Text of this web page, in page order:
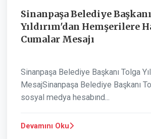
Sinanpaşa Belediye
Yıldırım'dan Hemşerilere
Cumalar Mesajı
Sinanpaşa Belediye Başkanı Tolga
MesajSinanpaşa Belediye Başkanı
sosyal medya hesabınd...
Devamını Oku